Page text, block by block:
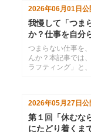
2026年06月01日公
我慢して「つま
か？仕事を自分
ル
つまらない仕事を
んか？本記事では
ラフティング」と
2026年05月27日 公
第１回「休むな
にたどり着くま